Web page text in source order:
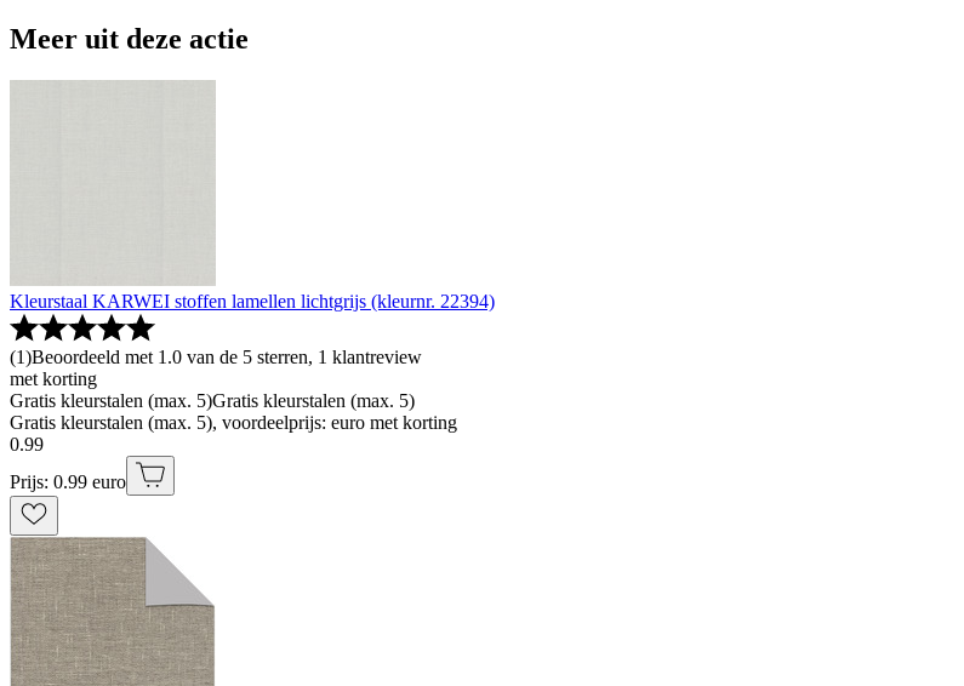
Meer uit deze actie
Kleurstaal KARWEI stoffen lamellen lichtgrijs (kleurnr. 22394)
(1)Beoordeeld met 1.0 van de 5 sterren, 1 klantreview
met korting
Gratis kleurstalen (max. 5)Gratis kleurstalen (max. 5)
Gratis kleurstalen (max. 5), voordeelprijs: euro met korting
0.99
Prijs: 0.99 euro